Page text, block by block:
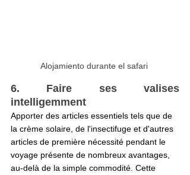
Alojamiento durante el safari
6. Faire ses valises
intelligemment
Apporter des articles essentiels tels que de
la crème solaire, de l'insectifuge et d'autres
articles de première nécessité pendant le
voyage présente de nombreux avantages,
au-delà de la simple commodité. Cette